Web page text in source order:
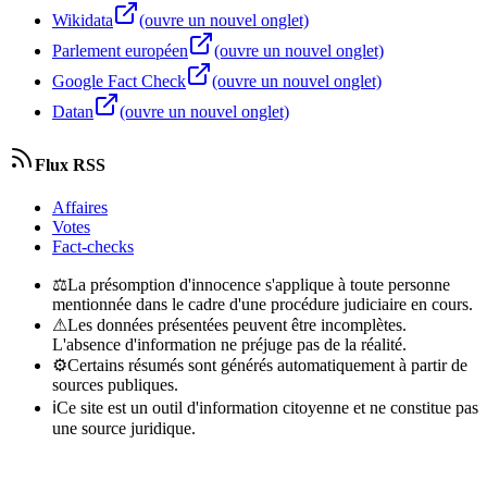
Wikidata
(ouvre un nouvel onglet)
Parlement européen
(ouvre un nouvel onglet)
Google Fact Check
(ouvre un nouvel onglet)
Datan
(ouvre un nouvel onglet)
Flux RSS
Affaires
Votes
Fact-checks
⚖La présomption d'innocence s'applique à toute personne
mentionnée dans le cadre d'une procédure judiciaire en cours.
⚠Les données présentées peuvent être incomplètes.
L'absence d'information ne préjuge pas de la réalité.
⚙Certains résumés sont générés automatiquement à partir de
sources publiques.
ℹCe site est un outil d'information citoyenne et ne constitue pas
une source juridique.